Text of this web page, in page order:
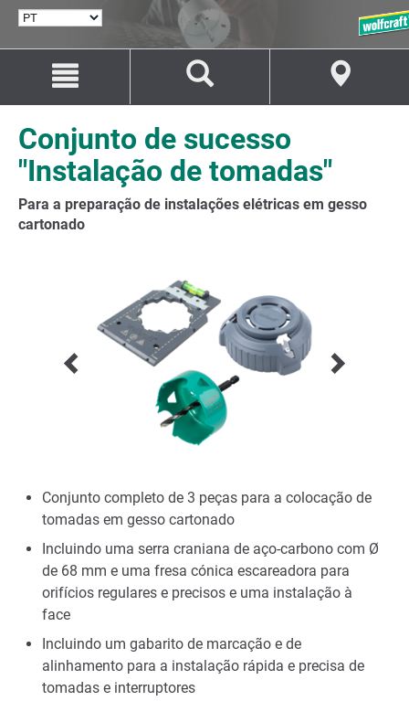
SELECIONAR
Avançar
o
conteúdo
Avançar
a
navegação
Conjunto de sucesso
"Instalação de tomadas"
Para a preparação de instalações elétricas em gesso
cartonado
Conjunto completo de 3 peças para a colocação de
tomadas em gesso cartonado
Incluindo uma serra craniana de aço-carbono com Ø
de 68 mm e uma fresa cónica escareadora para
orifícios regulares e precisos e uma instalação à
face
Incluindo um gabarito de marcação e de
alinhamento para a instalação rápida e precisa de
tomadas e interruptores